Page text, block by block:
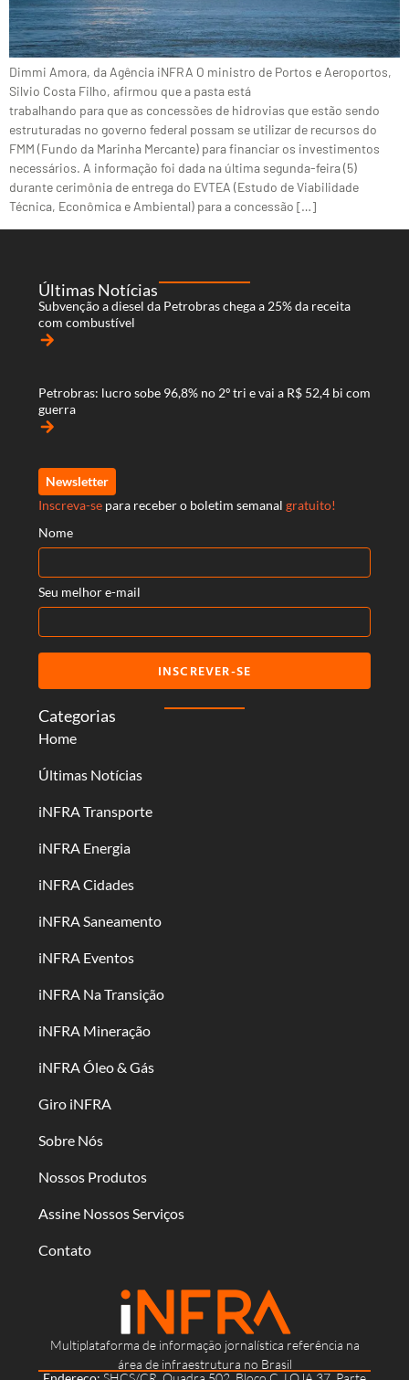
Dimmi Amora, da Agência iNFRA O ministro de Portos e Aeroportos,
Silvio Costa Filho, afirmou que a pasta está
trabalhando para que as concessões de hidrovias que estão sendo
estruturadas no governo federal possam se utilizar de recursos do
FMM (Fundo da Marinha Mercante) para financiar os investimentos
necessários. A informação foi dada na última segunda-feira (5)
durante cerimônia de entrega do EVTEA (Estudo de Viabilidade
Técnica, Econômica e Ambiental) para a concessão […]
Multiplataforma de informação jornalística referência na
área de infraestrutura no Brasil
Categorias
Home
Últimas Notícias
iNFRA Transporte
iNFRA Energia
iNFRA Cidades
iNFRA Saneamento
iNFRA Eventos
iNFRA Na Transição
iNFRA Mineração
iNFRA Óleo & Gás
Giro iNFRA
Sobre Nós
Nossos Produtos
Assine Nossos Serviços
Contato
Últimas Notícias
Subvenção a diesel da Petrobras chega a 25% da receita
com combustível
arrow_forward
Petrobras: lucro sobe 96,8% no 2º tri e vai a R$ 52,4 bi com
guerra
arrow_forward
Newsletter
Inscreva-se para receber o boletim semanal gratuito!
Nome
Seu melhor e-mail
INSCREVER-SE